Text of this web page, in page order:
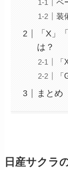
ベ
装
「X」
は？
まとめ
日産サクラ